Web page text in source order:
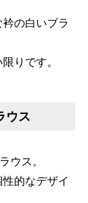
の白いブラ
りです。
ウス
ウス。
的なデザイ